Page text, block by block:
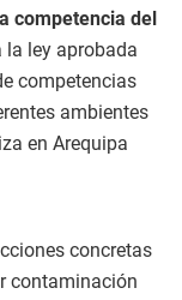
competencia del
la ley aprobada
competencias
ambientes
en Arequipa
concretas
contaminación